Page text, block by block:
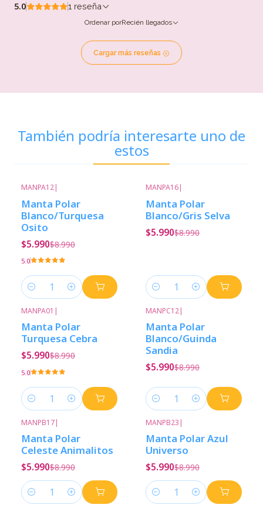
5.0 1 reseña
Ordenar porRecién llegados
Cargar más reseñas
También podría interesarte uno de
estos
MANPA12|
Manta Polar
Blanco/Turquesa
Osito
$5.990$8.990
5.0
Cantidad
MANPA16|
Manta Polar
Blanco/Gris Selva
$5.990$8.990
Cantidad
MANPA01 |
Manta Polar
Turquesa Cebra
$5.990$8.990
5.0
Cantidad
MANPC12|
Manta Polar
Blanco/Guinda
Sandia
$5.990$8.990
Cantidad
MANPB17|
Manta Polar
Celeste Animalitos
$5.990$8.990
Cantidad
MANPB23 |
Manta Polar Azul
Universo
$5.990$8.990
Cantidad